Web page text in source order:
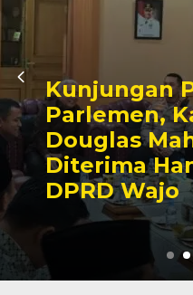
Awali
Taherong
Demi